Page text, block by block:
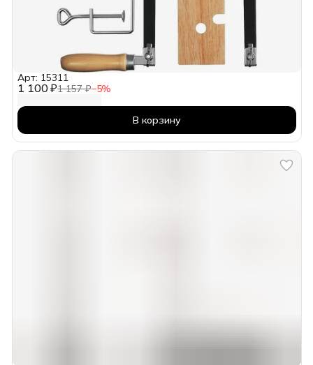
1 100 ₽1 157 ₽−5%
Арт: 15311
В корзину